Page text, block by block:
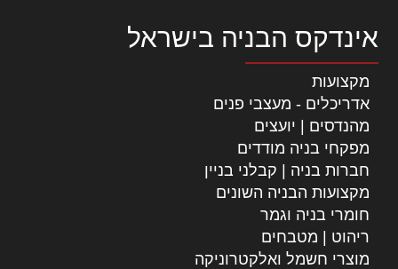
אינדקס הבניה בישראל
מקצועות
אדריכלים - מעצבי פנים
מהנדסים | יועצים
מפקחי בניה מודדים
חברות בניה | קבלני בניין
מקצועות הבניה השונים
חומרי בניה וגמר
ריהוט | מטבחים
מוצרי חשמל ואלקטרוניקה